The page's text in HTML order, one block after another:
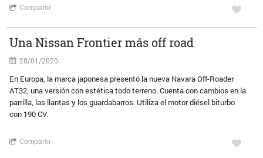
Compartir
Una Nissan Frontier más off road
28/01/2020
En Europa, la marca japonesa presentó la nueva Navara Off-Roader
AT32, una versión con estética todo terreno. Cuenta con cambios en la
parrilla, las llantas y los guardabarros. Utiliza el motor diésel biturbo
con 190 CV.
Compartir